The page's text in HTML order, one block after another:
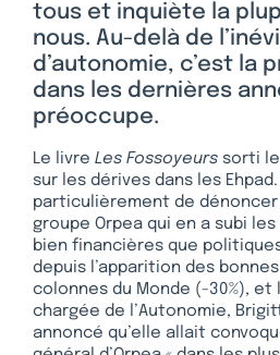
tous et inquiète la
nous. Au-delà de
d’autonomie, c’est la
dans les dernières
préoccupe.
Le livre Les Fossoyeurs sorti
sur les dérives dans les Ehpad.
particulièrement de
groupe Orpea qui en a subi
bien financières que
depuis l’apparition des
colonnes du Monde (-30%),
chargée de l’Autonomie,
annoncé qu’elle allait